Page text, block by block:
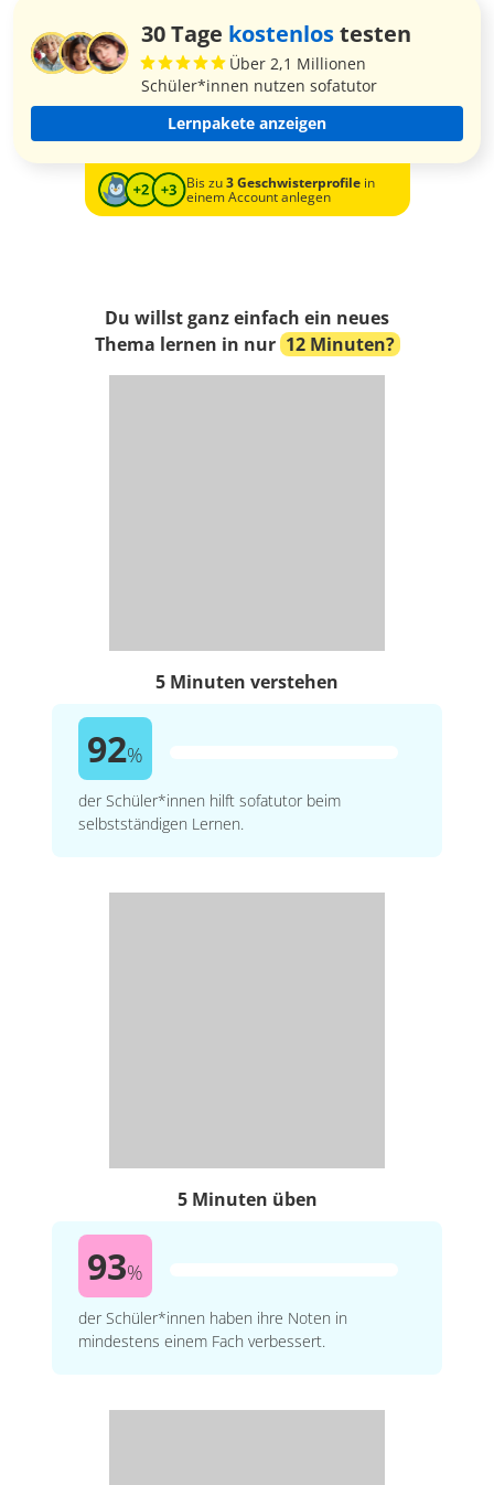
30 Tage kostenlostesten
Über 2,1 Millionen
Schüler*innen nutzen sofatutor
Lernpakete anzeigen
Bis zu3 Geschwisterprofilein
einem Account anlegen
Du willst ganz einfach ein neues
Thema lernen in nur 12 Minuten?
5 Minuten verstehen
92%
der Schüler*innen hilft sofatutor beim
selbstständigen Lernen.
5 Minuten üben
93%
der Schüler*innen haben ihre Noten in
mindestens einem Fach verbessert.